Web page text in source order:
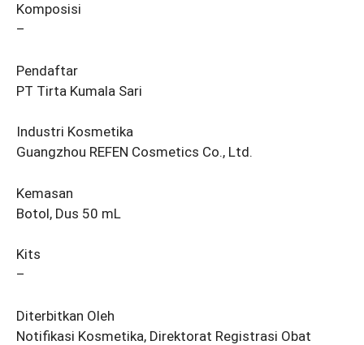
Komposisi
–
Pendaftar
PT Tirta Kumala Sari
Industri Kosmetika
Guangzhou REFEN Cosmetics Co., Ltd.
Kemasan
Botol, Dus 50 mL
Kits
–
Diterbitkan Oleh
Notifikasi Kosmetika, Direktorat Registrasi Obat